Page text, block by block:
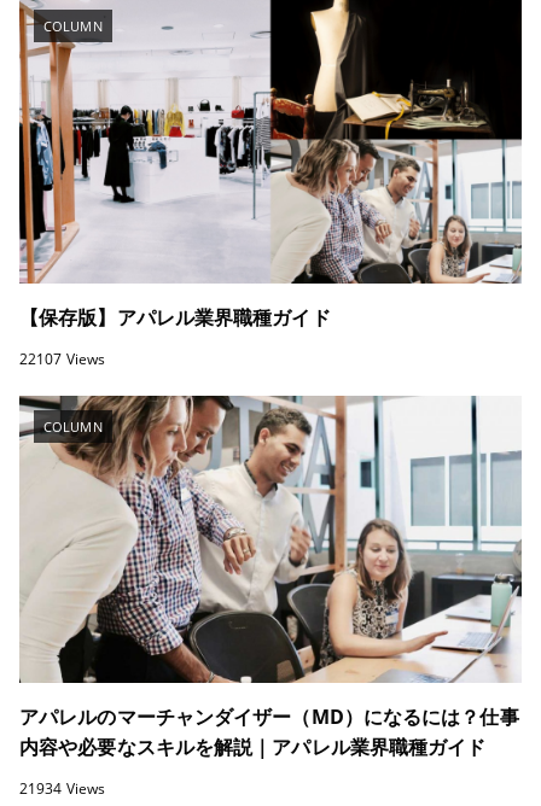
COLUMN
【保存版】アパレル業界職種ガイド
22107 Views
COLUMN
アパレルのマーチャンダイザー（MD）になるには？仕事
内容や必要なスキルを解説｜アパレル業界職種ガイド
21934 Views